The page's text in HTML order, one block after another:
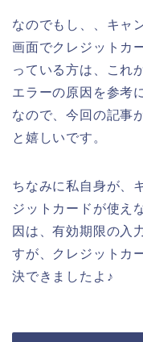
なのでもし、、キャ
画面でクレジットカ
っている方は、これ
エラーの原因を参考
なので、今回の記事
と嬉しいです。
ちなみに私自身が、
ジットカードが使え
因は、有効期限の入
すが、クレジットカ
決できましたよ♪